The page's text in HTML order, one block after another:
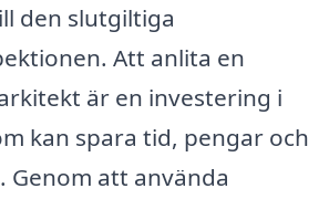
den slutgiltiga
Att anlita en
är en investering i
kan spara tid, pengar och
Genom att använda